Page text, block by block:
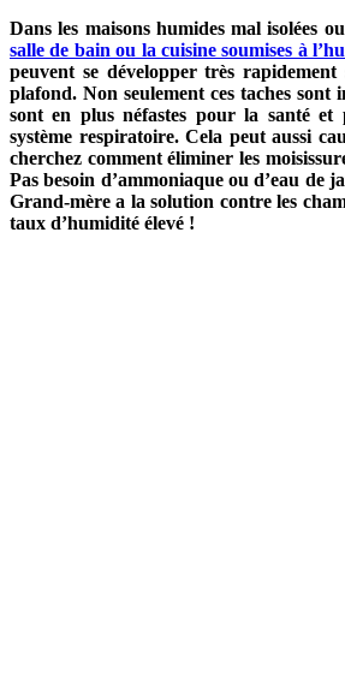
Dans les maisons humides mal isolées
salle de bain ou la cuisine soumises à
peuvent se développer très
plafond. Non seulement ces taches sont
sont en plus néfastes pour la santé
système respiratoire. Cela peut aussi
cherchez comment éliminer les
Pas besoin d’ammoniaque ou d’eau de
Grand-mère a la solution contre les
taux d’humidité élevé !